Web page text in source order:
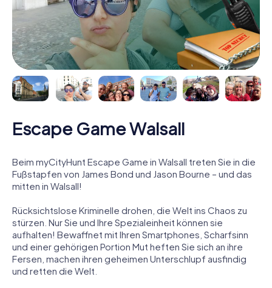
Escape Game Walsall
Beim myCityHunt Escape Game in Walsall treten Sie in die
Fußstapfen von James Bond und Jason Bourne – und das
mitten in Walsall!
Rücksichtslose Kriminelle drohen, die Welt ins Chaos zu
stürzen. Nur Sie und Ihre Spezialeinheit können sie
aufhalten! Bewaffnet mit Ihren Smartphones, Scharfsinn
und einer gehörigen Portion Mut heften Sie sich an ihre
Fersen, machen ihren geheimen Unterschlupf ausfindig
und retten die Welt.